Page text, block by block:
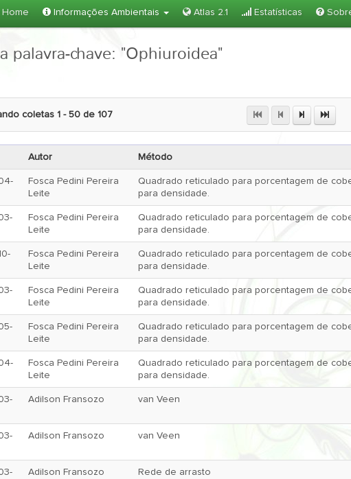
Home Informações Ambientais Atlas 2.1 Estatísticas
palavra-chave: "Ophiuroidea"
coletas 1 - 50 de 107
Autor Método
Fosca Pedini Pereira
Leite
Quadrado reticulado para porcentagem de
para densidade.
Fosca Pedini Pereira
Leite
Quadrado reticulado para porcentagem de
para densidade.
Fosca Pedini Pereira
Leite
Quadrado reticulado para porcentagem de
para densidade.
Fosca Pedini Pereira
Leite
Quadrado reticulado para porcentagem de
para densidade.
Fosca Pedini Pereira
Leite
Quadrado reticulado para porcentagem de
para densidade.
Fosca Pedini Pereira
Leite
Quadrado reticulado para porcentagem de
para densidade.
Adilson Fransozo van Veen
Adilson Fransozo van Veen
Adilson Fransozo Rede de arrasto